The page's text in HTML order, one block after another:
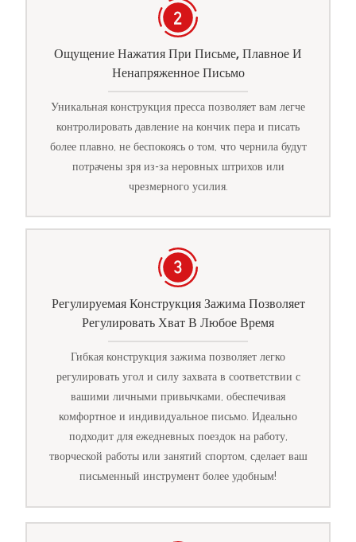
Ощущение Нажатия При Письме, Плавное И
Ненапряженное Письмо
Уникальная конструкция пресса позволяет вам легче
контролировать давление на кончик пера и писать
более плавно, не беспокоясь о том, что чернила будут
потрачены зря из-за неровных штрихов или
чрезмерного усилия.
Регулируемая Конструкция Зажима Позволяет
Регулировать Хват В Любое Время
Гибкая конструкция зажима позволяет легко
регулировать угол и силу захвата в соответствии с
вашими личными привычками, обеспечивая
комфортное и индивидуальное письмо. Идеально
подходит для ежедневных поездок на работу,
творческой работы или занятий спортом, сделает ваш
письменный инструмент более удобным!